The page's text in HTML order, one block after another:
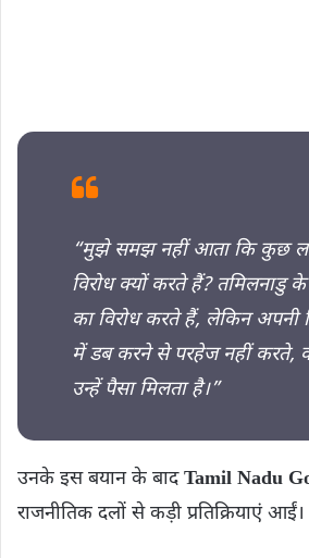
“मुझे समझ नहीं आता कि कुछ
विरोध क्यों करते हैं? तमिलनाडु के
का विरोध करते हैं, लेकिन अपनी
में डब करने से परहेज नहीं करते,
उन्हें पैसा मिलता है।”
उनके इस बयान के बादTamil Nadu
राजनीतिक दलों से कड़ी प्रतिक्रियाएं आईं।